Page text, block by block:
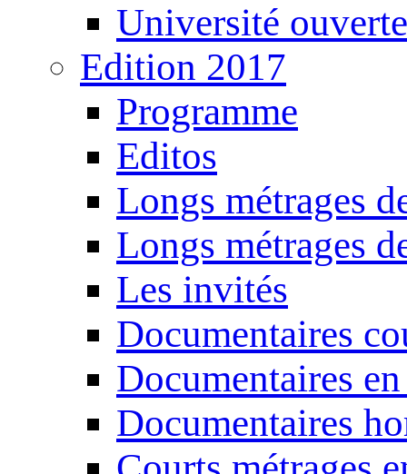
Université ouverte
Edition 2017
Programme
Editos
Longs métrages
Longs métrages
Les invités
Documentaires
Documentaires
Documentaires